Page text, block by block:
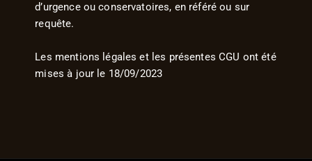
d’urgence ou conservatoires, en référé ou sur
requête.
Les mentions légales et les présentes CGU ont été
mises à jour le 18/09/2023